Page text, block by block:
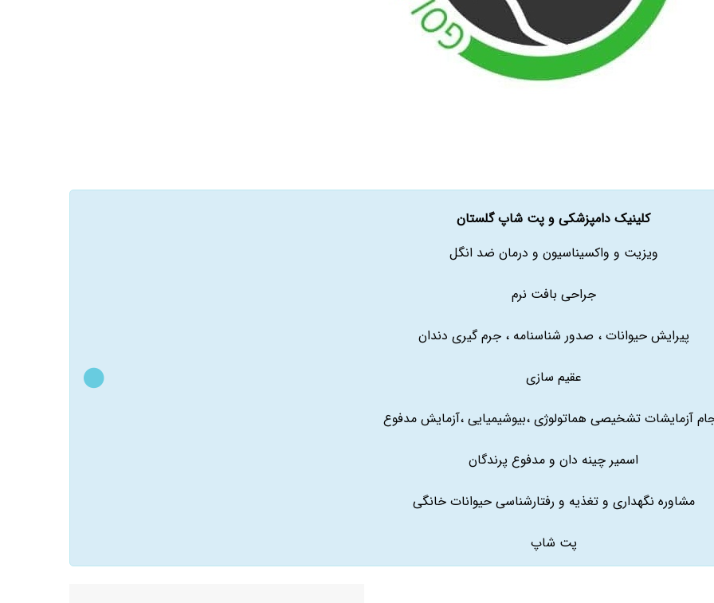
کلینیک دامپزشکی و پت شاپ گلستان
ویزیت و واکسیناسیون و درمان ضد انگل
جراحی بافت نرم
پیرایش حیوانات ، صدور شناسنامه ، جرم گیری دندان
عقیم سازی
آزمایشات تشخیصی هماتولوژی ،بیوشیمیایی ،آزمایش مدفوع
اسمیر چینه دان و مدفوع پرندگان
مشاوره نگهداری و تغذیه و رفتارشناسی حیوانات خانگی
پت شاپ